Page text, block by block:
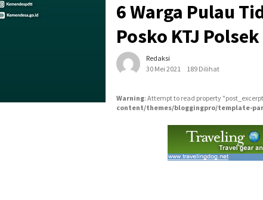
6 Warga Pulau
Posko KTJ
Redaksi
30 Mei 2021
189 Dilihat
Warning: Attempt to read property
content/themes/bloggingpro/template-